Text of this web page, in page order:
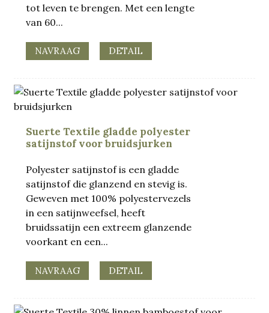
tot leven te brengen. Met een lengte
van 60...
NAVRAAG DETAIL
Suerte Textile gladde polyester
satijnstof voor bruidsjurken
Polyester satijnstof is een gladde
satijnstof die glanzend en stevig is.
Geweven met 100% polyestervezels
in een satijnweefsel, heeft
bruidssatijn een extreem glanzende
voorkant en een...
NAVRAAG DETAIL